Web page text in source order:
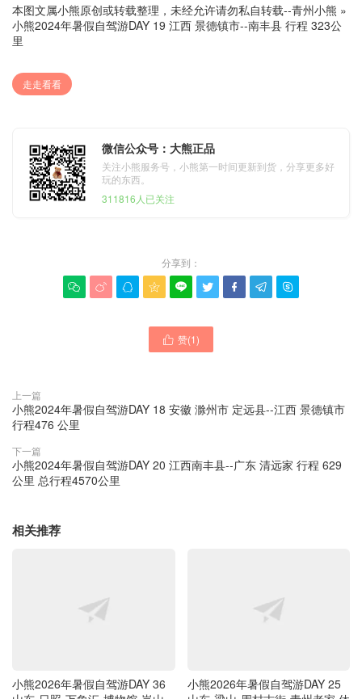
本图文属小熊原创或转载整理，未经允许请勿私自转载--青州小熊 »
小熊2024年暑假自驾游DAY 19 江西 景德镇市--南丰县 行程 323公
里
走走看看
微信公众号：大熊正品
关注小熊服务号，小熊第一时间更新到货，分享更多好
玩的东西。
311816人已关注
分享到：
        
 赞(1)
上一篇
小熊2024年暑假自驾游DAY 18 安徽 滁州市 定远县--江西 景德镇市
行程476 公里
下一篇
小熊2024年暑假自驾游DAY 20 江西南丰县--广东 清远家 行程 629
公里 总行程4570公里
相关推荐
小熊2026年暑假自驾游DAY 36
小熊2026年暑假自驾游DAY 25